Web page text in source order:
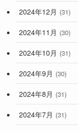
2024年12月 (31)
2024年11月 (30)
2024年10月 (31)
2024年9月 (30)
2024年8月 (31)
2024年7月 (31)